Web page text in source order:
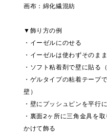
画布：綿化繊混紡
▼飾り方の例
・イーゼルにのせる
・イーゼルは使わずそのま
・ソフト粘着剤で壁に貼る
・ゲルタイプの粘着テープ
壁）
・壁にプッシュピンを平行
・裏面2ヶ所に三角金具を
かけて飾る